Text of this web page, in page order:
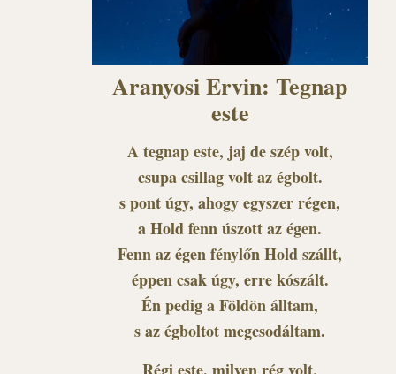
Aranyosi Ervin: Tegnap
este
A tegnap este, jaj de szép volt,
csupa csillag volt az égbolt.
s pont úgy, ahogy egyszer régen,
a Hold fenn úszott az égen.
Fenn az égen fénylőn Hold szállt,
éppen csak úgy, erre kószált.
Én pedig a Földön álltam,
s az égboltot megcsodáltam.